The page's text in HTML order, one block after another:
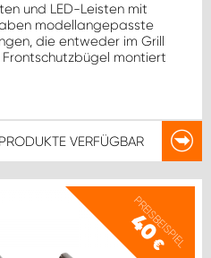
und LED-Leisten mit
modellangepasste
die entweder im Grill
montiert
VERFÜGBAR
PREISBEISPIEL
40
€